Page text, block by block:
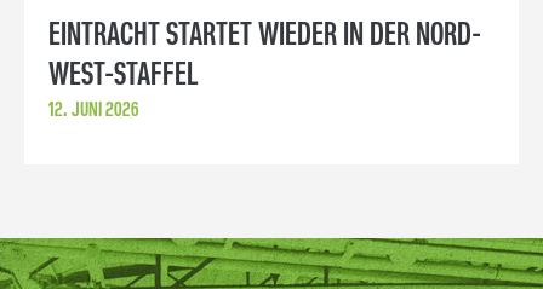
EINTRACHT STARTET WIEDER IN DER NORD-
WEST-STAFFEL
12. JUNI 2026